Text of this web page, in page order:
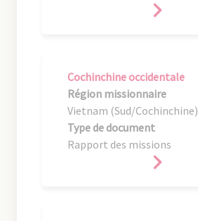
Cochinchine occidentale
Région missionnaire
Vietnam (Sud/Cochinchine)
Type de document
Rapport des missions